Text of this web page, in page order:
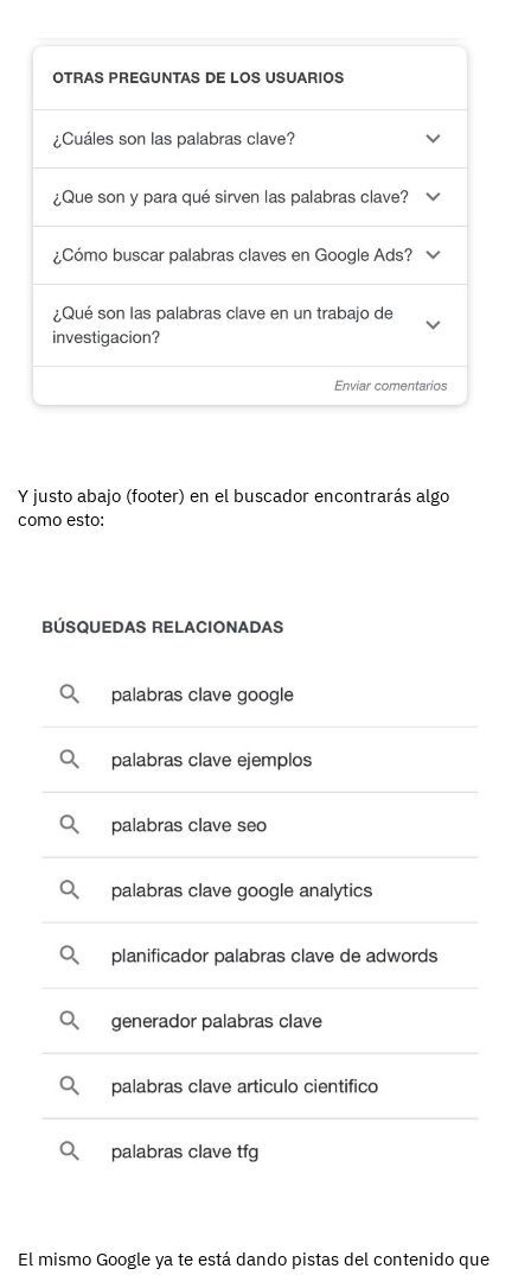
Y justo abajo (footer) en el buscador encontrarás algo
como esto:
El mismo Google ya te está dando pistas del contenido que